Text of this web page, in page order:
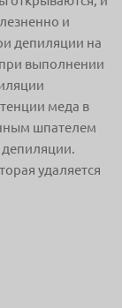
и
депиляции на
при выполнении
меда в
шпателем
депиляции.
удаляется